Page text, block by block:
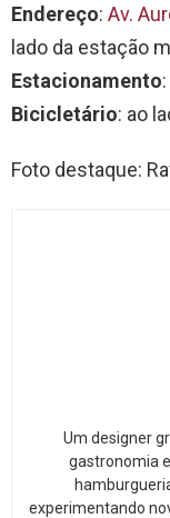
Endereço: Av.
lado da estação
Estacionamento
Bicicletário: ao
Foto destaque:
Um designer
gastronomia
experimentando